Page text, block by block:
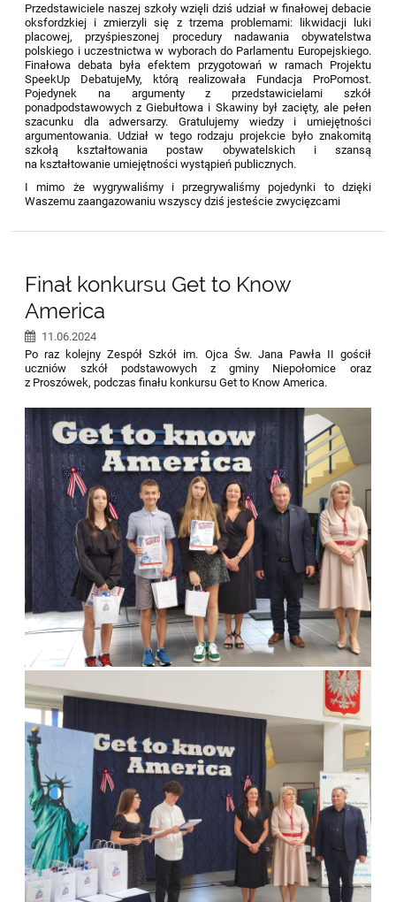
Przedstawiciele naszej szkoły wzięli dziś udział w finałowej debacie
oksfordzkiej i zmierzyli się z trzema problemami: likwidacji luki
placowej, przyśpieszonej procedury nadawania obywatelstwa
polskiego i uczestnictwa w wyborach do Parlamentu Europejskiego.
Finałowa debata była efektem przygotowań w ramach Projektu
SpeekUp DebatujeMy, którą realizowała Fundacja ProPomost.
Pojedynek na argumenty z przedstawicielami szkół
ponadpodstawowych z Giebułtowa i Skawiny był zacięty, ale pełen
szacunku dla adwersarzy. Gratulujemy wiedzy i umiejętności
argumentowania. Udział w tego rodzaju projekcie było znakomitą
szkołą kształtowania postaw obywatelskich i szansą
na kształtowanie umiejętności wystąpień publicznych.
I mimo że wygrywaliśmy i przegrywaliśmy pojedynki to dzięki
Waszemu zaangazowaniu wszyscy dziś jesteście zwycięzcami
Finał konkursu Get to Know
America
11.06.2024
Po raz kolejny Zespół Szkół im. Ojca Św. Jana Pawła II gościł
uczniów szkół podstawowych z gminy Niepołomice oraz
z Proszówek, podczas finału konkursu Get to Know America.